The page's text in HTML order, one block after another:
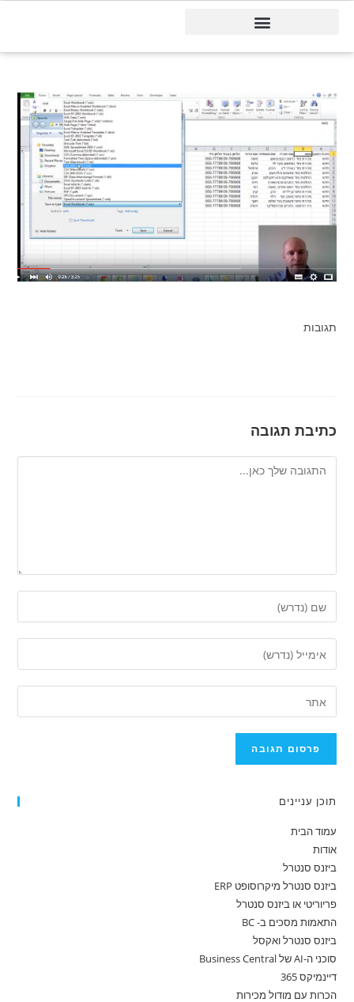
תגובות
כתיבת תגובה
תוכן עניינים
עמוד הבית
אודות
ביזנס סנטרל
ביזנס סנטרל מיקרוסופט ERP
פריוריטי או ביזנס סנטרל
התאמות מסכים ב- BC
ביזנס סנטרל ואקסל
סוכני ה-AI של Business Central
דיינמיקס 365
הכרות עם מודול מכירות